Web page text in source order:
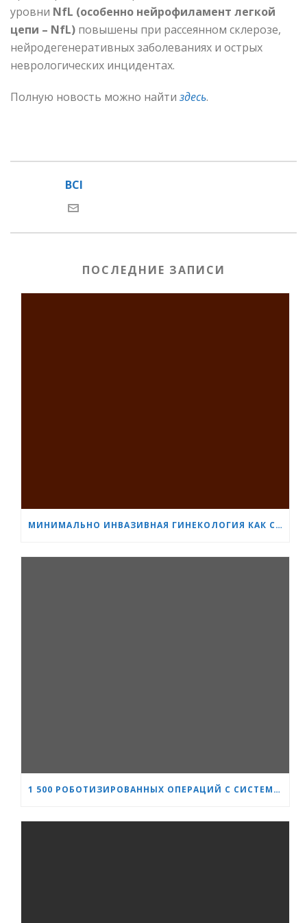
уровни NfL (особенно нейрофиламент легкой
цепи – NfL) повышены при рассеянном склерозе,
нейродегенеративных заболеваниях и острых
неврологических инцидентах.
Полную новость можно найти здесь.
BCI
ПОСЛЕДНИЕ ЗАПИСИ
МИНИМАЛЬНО ИНВАЗИВНАЯ ГИНЕКОЛОГИЯ КАК СТАНДАРТ: НОВОЕ ПОКОЛЕНИЕ СПЕЦИАЛИСТОВ ПРОХОДИТ ОБУЧЕНИЕ В «СЕРДЦЕ И МОЗГ»
1 500 РОБОТИЗИРОВАННЫХ ОПЕРАЦИЙ С СИСТЕМОЙ DA VINCI: «СЕРДЦЕ И МОЗГ» УКРЕПЛЯЕТ СВОЁ ЛИДЕРСТВО В УРОЛОГИИ